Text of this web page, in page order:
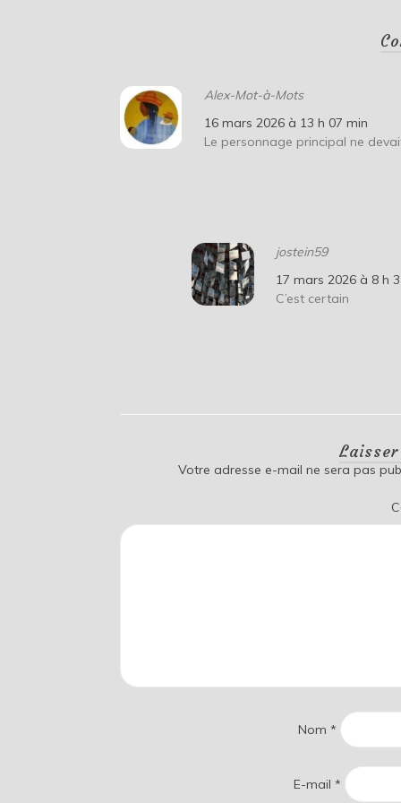
Alex-Mot-à-Mots
16 mars 2026 à 13 h 07 min
Le personnage principal ne
jostein59
17 mars 2026 à 8 h
C’est certain
Votre adresse e-mail ne sera pas
Nom *
E-mail *